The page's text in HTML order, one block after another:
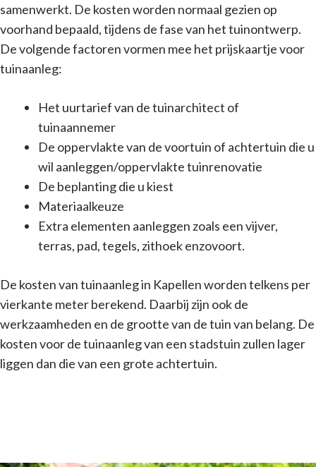
samenwerkt. De kosten worden normaal gezien op
voorhand bepaald, tijdens de fase van het tuinontwerp.
De volgende factoren vormen mee het prijskaartje voor
tuinaanleg:
Het uurtarief van de tuinarchitect of
tuinaannemer
De oppervlakte van de voortuin of achtertuin die u
wil aanleggen/oppervlakte tuinrenovatie
De beplanting die u kiest
Materiaalkeuze
Extra elementen aanleggen zoals een vijver,
terras, pad, tegels, zithoek enzovoort.
De kosten van tuinaanleg in Kapellen worden telkens per
vierkante meter berekend. Daarbij zijn ook de
werkzaamheden en de grootte van de tuin van belang. De
kosten voor de tuinaanleg van een stadstuin zullen lager
liggen dan die van een grote achtertuin.